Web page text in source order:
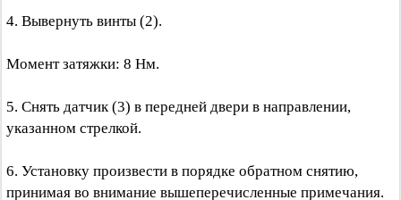
4. Вывернуть винты (2).
Момент затяжки: 8 Нм.
5. Снять датчик (3) в передней двери в направлении,
указанном стрелкой.
6. Установку произвести в порядке обратном снятию,
принимая во внимание вышеперечисленные примечания.